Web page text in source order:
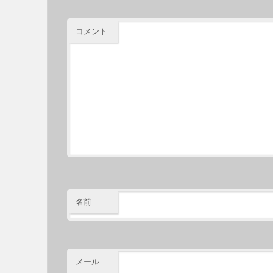
コメント
名前
メール